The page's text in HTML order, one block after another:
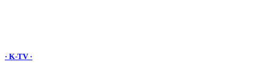
· K-TV ·